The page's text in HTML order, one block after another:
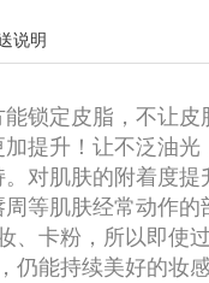
说明
锁定皮脂，不让皮
提升！让不泛油光
对肌肤的附着度提
等肌肤经常动作的
、卡粉，所以即使
仍能持续美好的妆感